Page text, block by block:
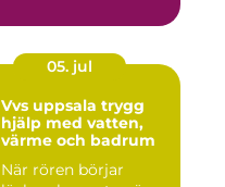
05. jul
Vvs uppsala trygg
hjälp med vatten,
värme och badrum
När rören börjar